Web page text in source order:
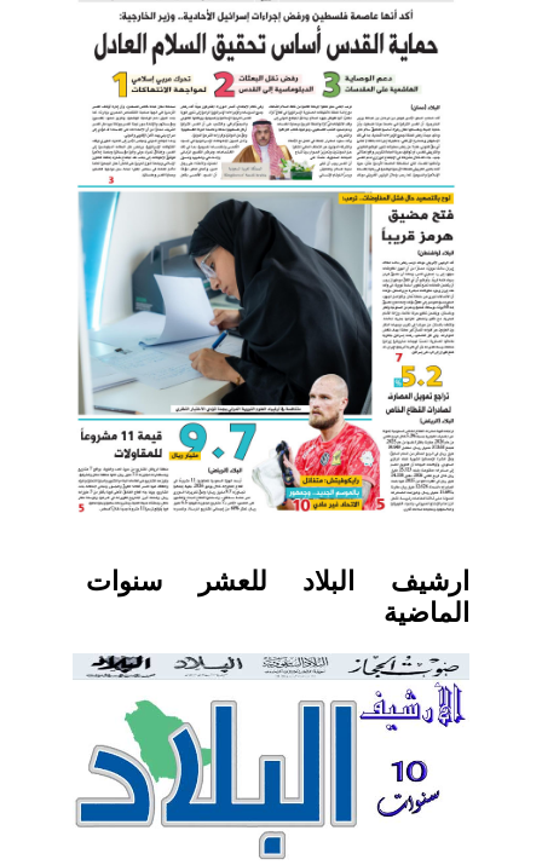
ارشيف البلاد للعشر سنوات
الماضية